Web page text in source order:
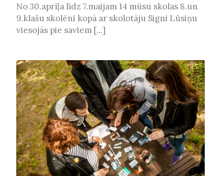
No 30.aprīļa līdz 7.maijam 14 mūsu skolas 8.un
9.klašu skolēni kopā ar skolotāju Signi Lūsiņu
viesojās pie saviem [...]